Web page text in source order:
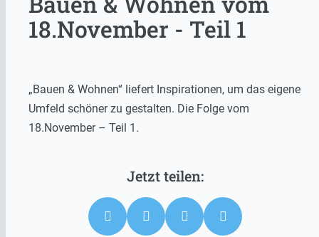
18.November - Teil 1
„Bauen & Wohnen“ liefert Inspirationen, um das eigene
Umfeld schöner zu gestalten. Die Folge vom
18.November – Teil 1.